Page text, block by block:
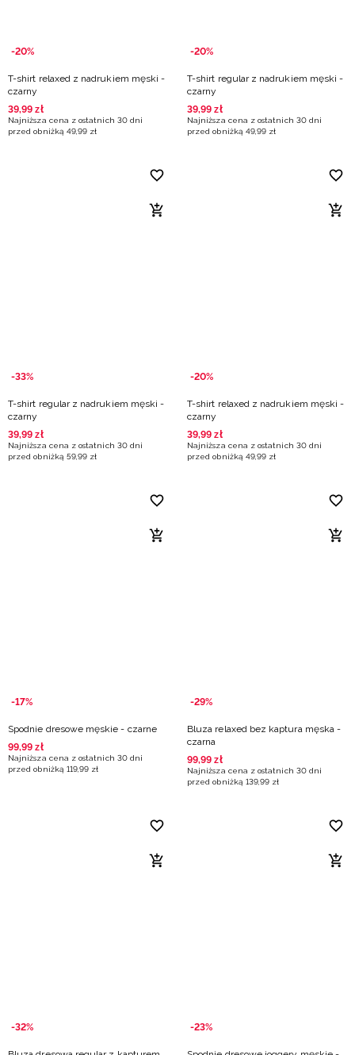
-20%
T-shirt relaxed z nadrukiem męski -
czarny
39,99 zł
Najniższa cena z ostatnich 30 dni
przed obniżką 49,99 zł
-20%
T-shirt regular z nadrukiem męski -
czarny
39,99 zł
Najniższa cena z ostatnich 30 dni
przed obniżką 49,99 zł
-33%
T-shirt regular z nadrukiem męski -
czarny
39,99 zł
Najniższa cena z ostatnich 30 dni
przed obniżką 59,99 zł
-20%
T-shirt relaxed z nadrukiem męski -
czarny
39,99 zł
Najniższa cena z ostatnich 30 dni
przed obniżką 49,99 zł
-17%
Spodnie dresowe męskie - czarne
99,99 zł
Najniższa cena z ostatnich 30 dni
przed obniżką 119,99 zł
-29%
Bluza relaxed bez kaptura męska -
czarna
99,99 zł
Najniższa cena z ostatnich 30 dni
przed obniżką 139,99 zł
-32% -23%